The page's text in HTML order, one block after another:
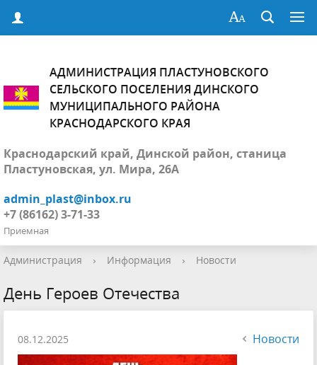
АДМИНИСТРАЦИЯ ПЛАСТУНОВСКОГО
СЕЛЬСКОГО ПОСЕЛЕНИЯ ДИНСКОГО
МУНИЦИПАЛЬНОГО РАЙОНА
КРАСНОДАРСКОГО КРАЯ
Краснодарский край, Динской район, станица
Пластуновская, ул. Мира, 26А
admin_plast@inbox.ru
+7 (86162) 3-71-33
Приемная
Администрация › Информация › Новости
День Героев Отечества
08.12.2025 Новости